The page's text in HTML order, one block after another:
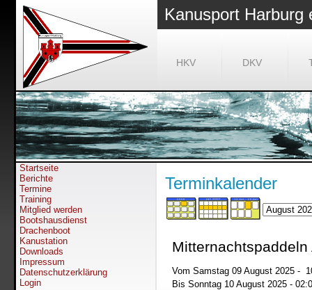
Kanusport Harburg
HKV DKV
Startseite
Berichte
Termine
Training
Mitglied werden
Bootshausdienst
Drachenboot
Kanustation
Downloads
Impressum
Datenschutzerklärung
Login
Terminkalender
Mitternachtspaddeln
Vom Samstag 09 August 2025 -
Bis Sonntag 10 August 2025 -